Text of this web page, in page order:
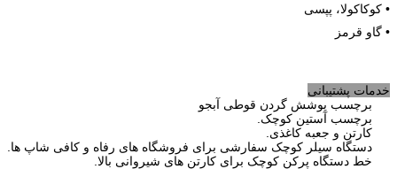
• کوکاکولا، پپسی
• گاو قرمز
خدمات پشتیبانی
برچسب پوشش گردن قوطی آبجو
برچسب آستین کوچک.
کارتن و جعبه کاغذی.
دستگاه سیلر کوچک سفارشی برای فروشگاه های رفاه و کافی شاپ ها.
خط دستگاه پرکن کوچک برای کارتن های شیروانی بالا.